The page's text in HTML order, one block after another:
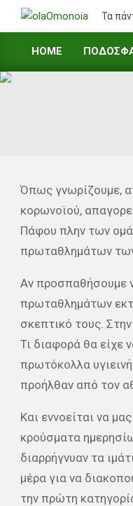
Τα
HOME
Όπως γνωρίζουμε,
κορωνοϊού,
Πάφου πλην των
πρωταθλημάτων των
Αν προσπαθήσουμε
πρωταθλημάτων
σκεπτικό τους.
Τι διαφορά θα είχε
πρωτόκολλα
προήλθαν από τον
Και εννοείται να
κρούσματα
διαρρήγνυαν τα
μέρα για να
την πρώτη